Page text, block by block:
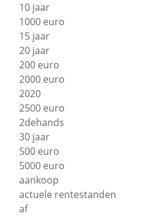
10 jaar
1000 euro
15 jaar
20 jaar
200 euro
2000 euro
2020
2500 euro
2dehands
30 jaar
500 euro
5000 euro
aankoop
actuele rentestanden
af